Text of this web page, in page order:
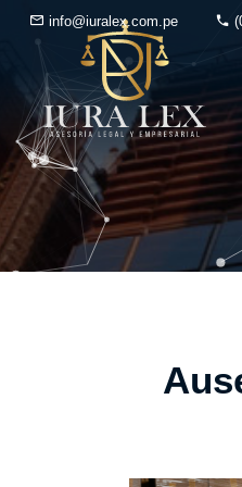
info@iuralex.com.pe